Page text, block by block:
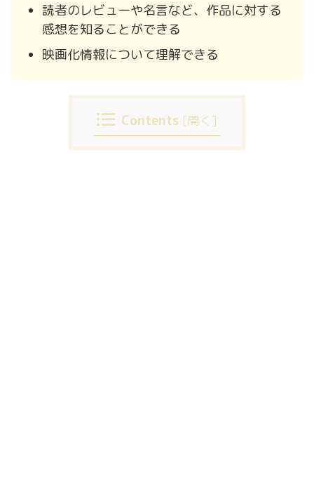
読者のレビューや名言など、作品に対する
感想を知ることができる
映画化情報について理解できる
Contents [開く ]